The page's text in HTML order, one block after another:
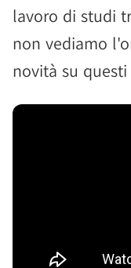
lavoro di studi
non vediamo
novità su